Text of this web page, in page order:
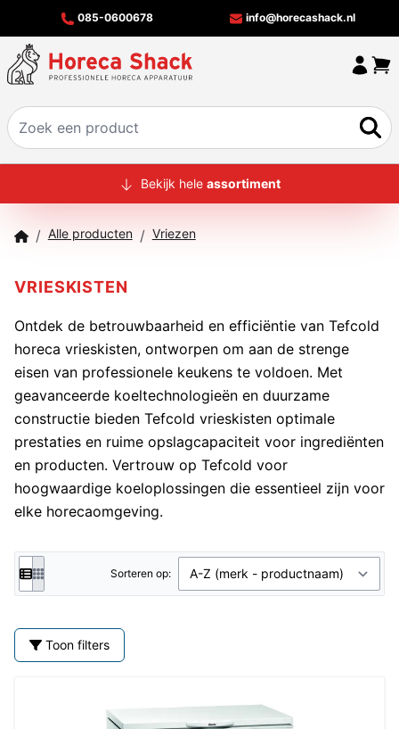
085-0600678 info@horecashack.nl
HOME
CONTACT
Bekijk hele assortiment
/ Alle producten / Vriezen
VRIESKISTEN
Ontdek de betrouwbaarheid en efficiëntie van Tefcold
horeca vrieskisten, ontworpen om aan de strenge
eisen van professionele keukens te voldoen. Met
geavanceerde koeltechnologieën en duurzame
constructie bieden Tefcold vrieskisten optimale
prestaties en ruime opslagcapaciteit voor ingrediënten
en producten. Vertrouw op Tefcold voor
hoogwaardige koeloplossingen die essentieel zijn voor
elke horecaomgeving.
Sorteren op:
Toon filters